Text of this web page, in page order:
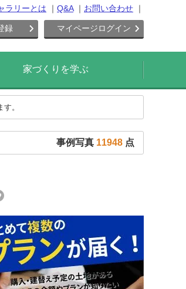
ラリーとは Q&A お問い合わせ
録 マイページログイン
家づくりを学ぶ
。
事例写真 11948 点